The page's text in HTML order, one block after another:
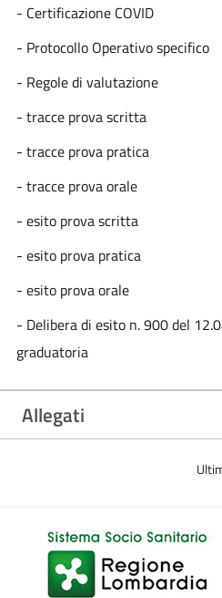
- Certificazione COVID
- Protocollo Operativo specifico
- Regole di valutazione
- tracce prova scritta
- tracce prova pratica
- tracce prova orale
- esito prova scritta
- esito prova pratica
- esito prova orale
- Delibera di esito n. 900 del
graduatoria
Allegati